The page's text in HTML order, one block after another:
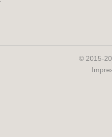
© 2015-